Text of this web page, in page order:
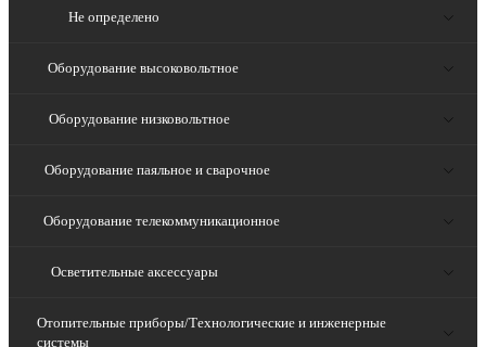
Не определено
Оборудование высоковольтное
Оборудование низковольтное
Оборудование паяльное и сварочное
Оборудование телекоммуникационное
Осветительные аксессуары
Отопительные приборы/Технологические и инженерные
системы